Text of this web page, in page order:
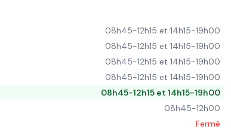
08h45-12h15 et 14h15-19h00
08h45-12h15 et 14h15-19h00
08h45-12h15 et 14h15-19h00
08h45-12h15 et 14h15-19h00
08h45-12h15 et 14h15-19h00
08h45-12h00
Fermé